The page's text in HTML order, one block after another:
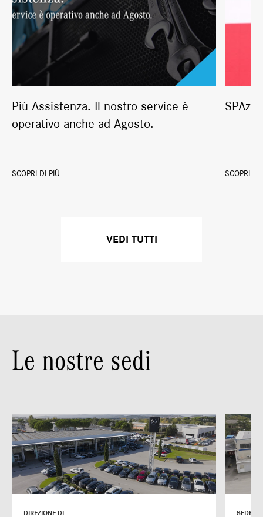
Più Assistenza. Il nostro service è
operativo anche ad Agosto.
SCOPRI DI PIÙ SCOPRI DI
VEDI TUTTI
Le nostre sedi
DIREZIONE DI SEDE DI